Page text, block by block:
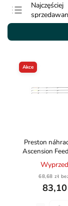
Najczęściej
Najtańsze
Najdroższe
Akce
Preston
Ascension
Quivertip
68,68 zł
83,10